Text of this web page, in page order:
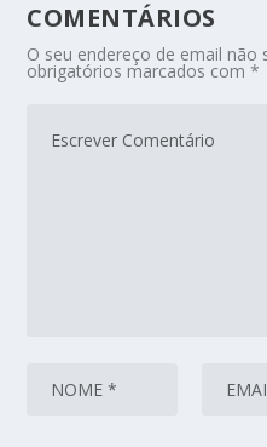
COMENTÁRIOS
O seu endereço de email não
obrigatórios marcados com*